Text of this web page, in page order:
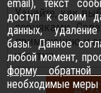
Узнайте, как
сорняками.
применению и
участка...
email), текст
доступ к своим
данных,
базы. Данное
любой момент,
форму обратной
необходимые меры